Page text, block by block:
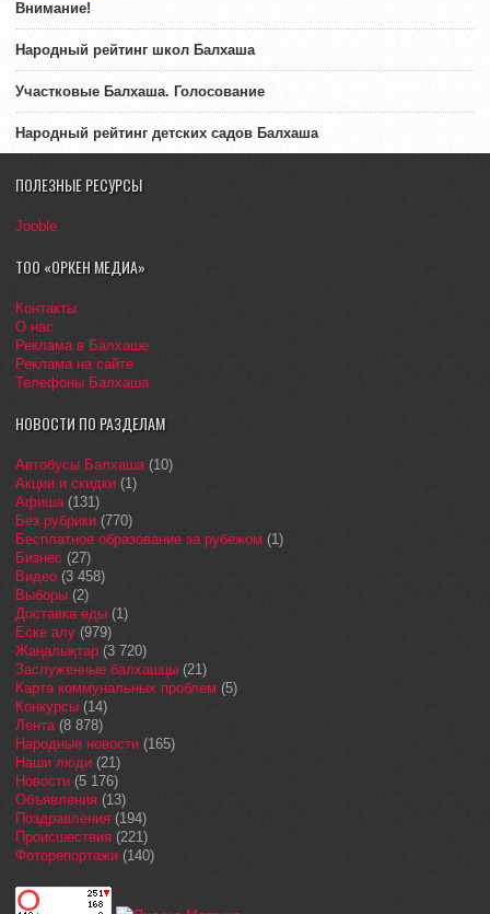
Внимание!
Народный рейтинг школ Балхаша
Участковые Балхаша. Голосование
Народный рейтинг детских садов Балхаша
ПОЛЕЗНЫЕ РЕСУРСЫ
Jooble
ТОО «ОРКЕН МЕДИА»
Контакты
О нас
Реклама в Балхаше
Реклама на сайте
Телефоны Балхаша
НОВОСТИ ПО РАЗДЕЛАМ
Автобусы Балхаша(10)
Акции и скидки (1)
Афиша(131)
Без рубрики (770)
Бесплатное образование за рубежом (1)
Бизнес (27)
Видео (3 458)
Выборы (2)
Доставка еды (1)
Еске алу (979)
Жаңалықтар (3 720)
Заслуженные балхашцы (21)
Карта коммунальных проблем (5)
Конкурсы (14)
Лента(8 878)
Народные новости (165)
Наши люди (21)
Новости (5 176)
Объявления (13)
Поздравления (194)
Происшествия (221)
Фоторепортажи (140)